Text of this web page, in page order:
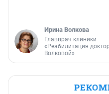
Ирина Волкова
Главврач клиники
«Реабилитация
Волковой»